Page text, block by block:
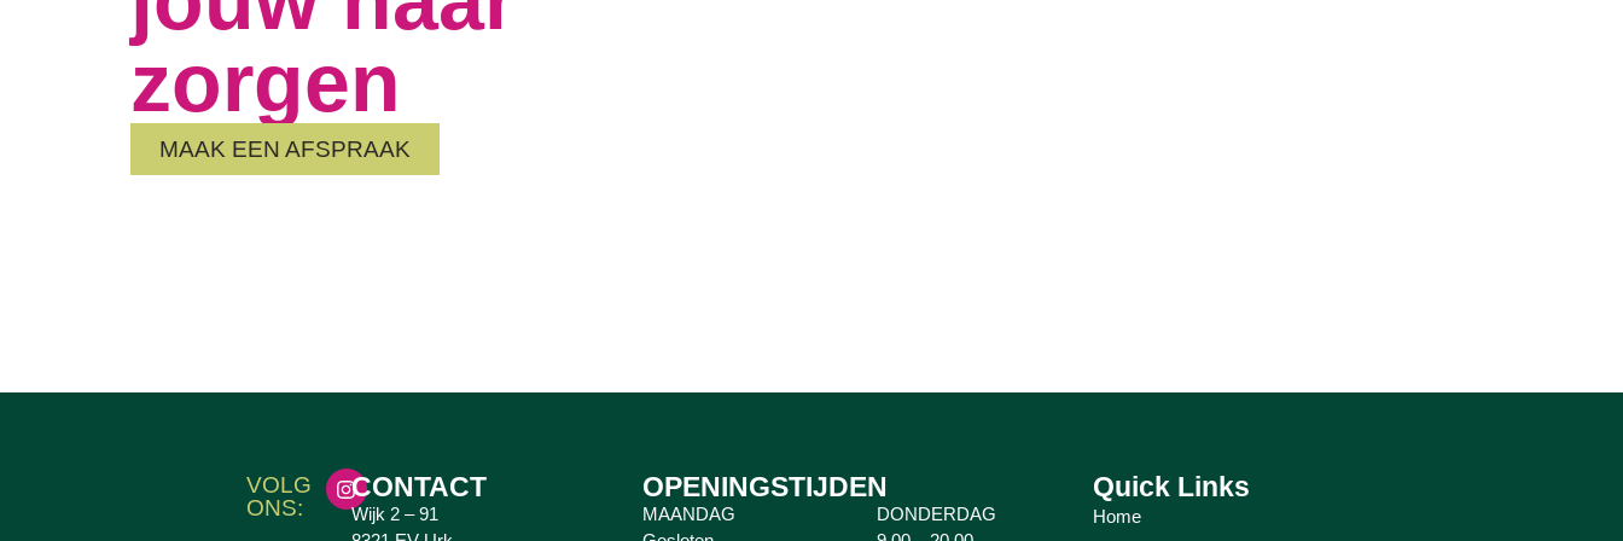
zorgen
MAAK EEN AFSPRAAK
VOLG
ONS:
CONTACT
Wijk 2 – 91
OPENINGSTIJDEN
MAANDAG
DONDERDAG
Quick Links
Home